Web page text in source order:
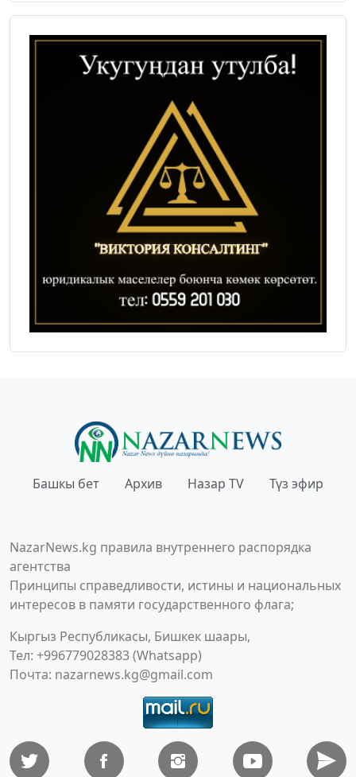
Башкы бет Архив Назар TV Түз эфир
NazarNews.kg правила внутреннего распорядка
агентства
Принципы справедливости, истины и национальных
интересов в памяти государственного флага;
Кыргыз Республикасы, Бишкек шаары,
Тел: +996779028383 (Whatsapp)
Почта: nazarnews.kg@gmail.com